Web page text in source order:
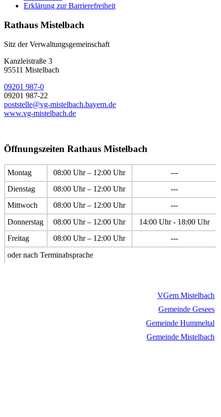
Erklärung zur Barrierefreiheit
Rathaus Mistelbach
Sitz der Verwaltungsgemeinschaft
Kanzleistraße 3
95511 Mistelbach
09201 987-0
09201 987-22
poststelle@vg-mistelbach.bayern.de
www.vg-mistelbach.de
Öffnungszeiten Rathaus Mistelbach
Montag 08:00 Uhr – 12:00 Uhr
---
Dienstag
08:00 Uhr – 12:00 Uhr
---
Mittwoch
08:00 Uhr – 12:00 Uhr
---
Donnerstag
08:00 Uhr – 12:00 Uhr
14:00 Uhr - 18:00 Uhr
Freitag
08:00 Uhr – 12:00 Uhr
---
oder nach Terminabsprache
VGem Mistelbach
Gemeinde Gesees
Gemeinde Hummeltal
Gemeinde Mistelbach